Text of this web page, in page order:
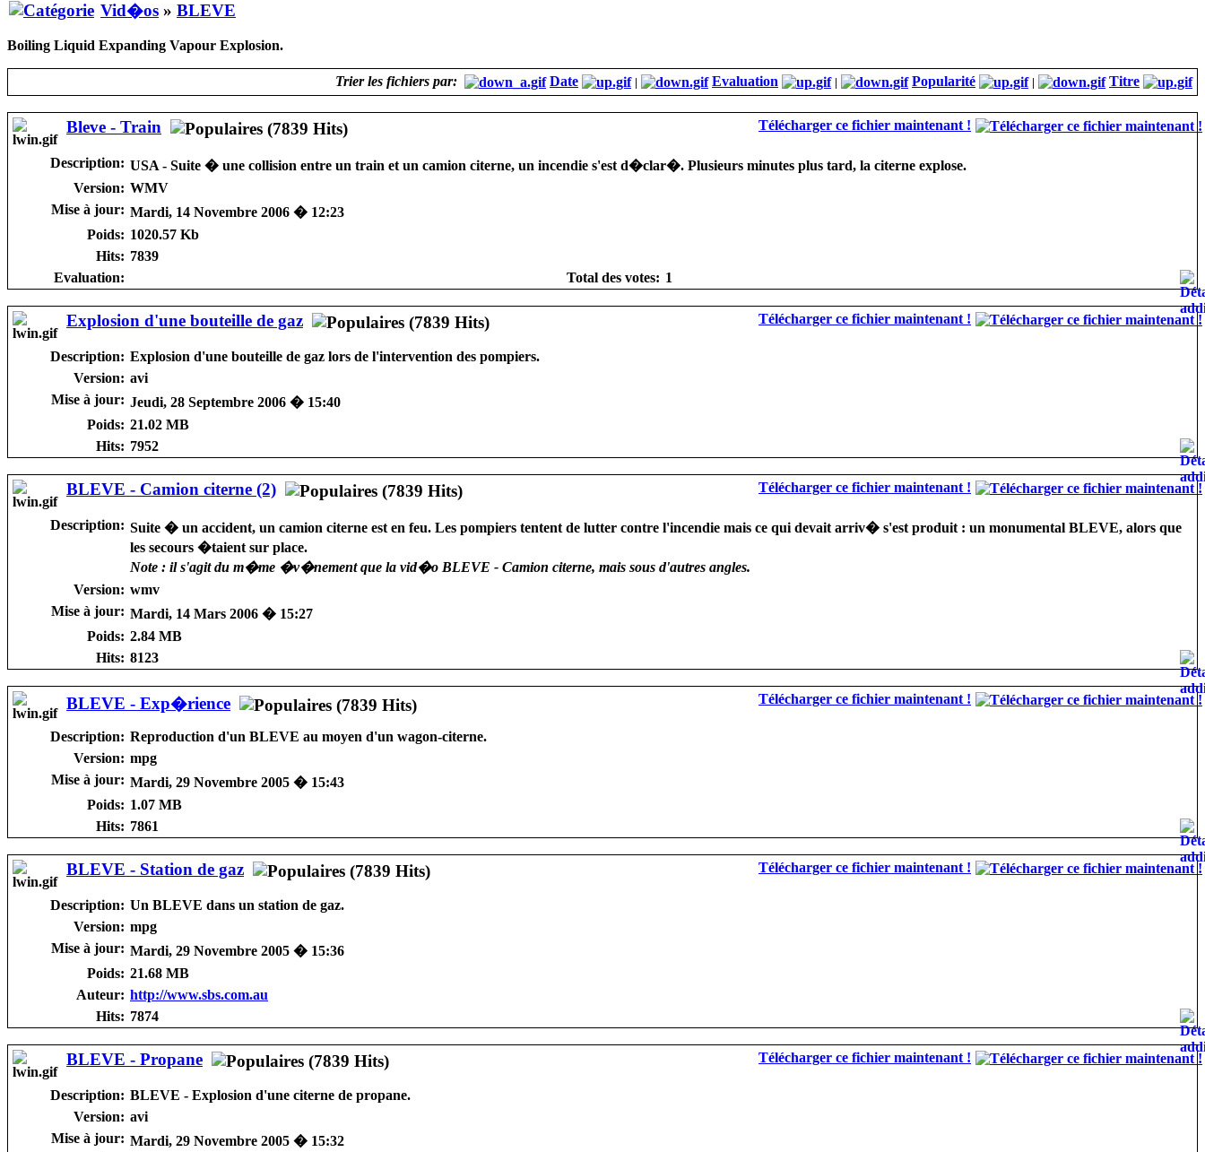
Vid�os » BLEVE
Boiling Liquid Expanding Vapour Explosion.
Trier les fichiers par: Date | Evaluation | Popularité | Titre
Bleve - Train Télécharger ce fichier maintenant !
Description: USA - Suite � une collision entre un train et un camion citerne, un incendie s'est d�clar�. Plusieurs minutes plus tard, la citerne explose.
Version: WMV
Mise à jour: Mardi, 14 Novembre 2006 � 12:23
Poids: 1020.57 Kb
Hits: 7839
Evaluation:
Total des votes: 1
Explosion d'une bouteille de gaz Télécharger ce fichier maintenant !
Description: Explosion d'une bouteille de gaz lors de l'intervention des pompiers.
Version: avi
Mise à jour: Jeudi, 28 Septembre 2006 � 15:40
Poids: 21.02 MB
Hits: 7952
BLEVE - Camion citerne (2) Télécharger ce fichier maintenant !
Description: Suite � un accident, un camion citerne est en feu. Les pompiers tentent de lutter contre l'incendie mais ce qui devait arriv� s'est produit : un monumental BLEVE, alors que
les secours �taient sur place.
Note : il s'agit du m�me �v�nement que la vid�o BLEVE - Camion citerne, mais sous d'autres angles.
Version: wmv
Mise à jour: Mardi, 14 Mars 2006 � 15:27
Poids: 2.84 MB
Hits: 8123
BLEVE - Exp�rience Télécharger ce fichier maintenant !
Description: Reproduction d'un BLEVE au moyen d'un wagon-citerne.
Version: mpg
Mise à jour: Mardi, 29 Novembre 2005 � 15:43
Poids: 1.07 MB
Hits: 7861
BLEVE - Station de gaz Télécharger ce fichier maintenant !
Description: Un BLEVE dans un station de gaz.
Version: mpg
Mise à jour: Mardi, 29 Novembre 2005 � 15:36
Poids: 21.68 MB
Auteur: http://www.sbs.com.au
Hits: 7874
BLEVE - Propane Télécharger ce fichier maintenant !
Description: BLEVE - Explosion d'une citerne de propane.
Version: avi
Mise à jour: Mardi, 29 Novembre 2005 � 15:32